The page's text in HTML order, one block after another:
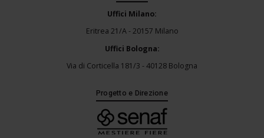
Uffici Milano:
Eritrea 21/A - 20157 Milano
Uffici Bologna:
Via di Corticella 181/3 - 40128 Bologna
Progetto e Direzione